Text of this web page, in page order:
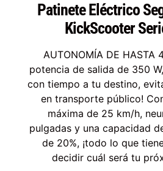
Patinete Eléctrico
KickScooter
AUTONOMÍA DE HASTA
potencia de salida de 350
con tiempo a tu destino,
en transporte público!
máxima de 25 km/h,
pulgadas y una capacidad
de 20%, ¡todo lo que
decidir cuál será tu